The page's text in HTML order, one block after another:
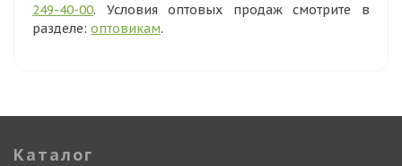
249-40-00. Условия оптовых продаж смотрите в
разделе: оптовикам.
Каталог